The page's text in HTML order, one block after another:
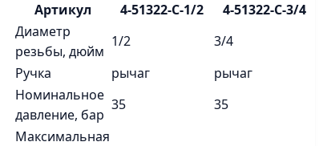
Артикул
4-51322-C-1/2
4-51322-C-3/4
Диаметр
резьбы, дюйм
1/2
3/4
Ручка
рычаг
рычаг
Номинальное
давление, бар
35
35
Максимальная